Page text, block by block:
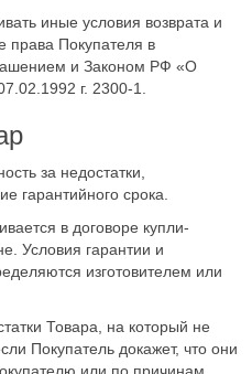
иные условия возврата и
Покупателя в
и Законом РФ «О
г. 2300-1.
за недостатки,
гарантийного срока.
в договоре купли-
Условия гарантии и
изготовителем или
Товара, на который не
Покупатель докажет, что они